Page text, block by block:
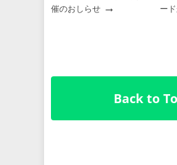
催のおしらせ →
ー
Back to